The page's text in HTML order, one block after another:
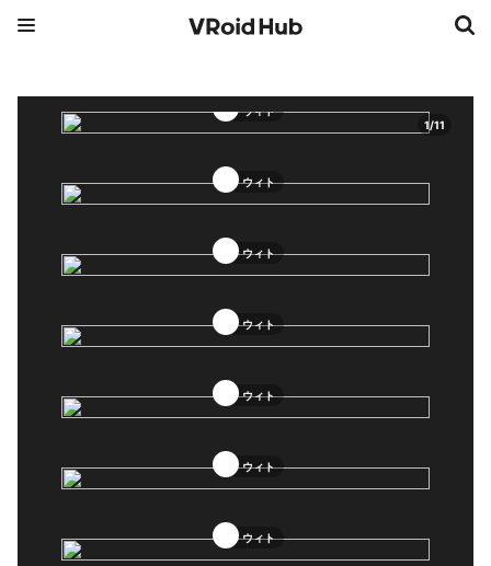
1/11
ウィト
ウィト
ウィト
ウィト
ウィト
ウィト
ウィト